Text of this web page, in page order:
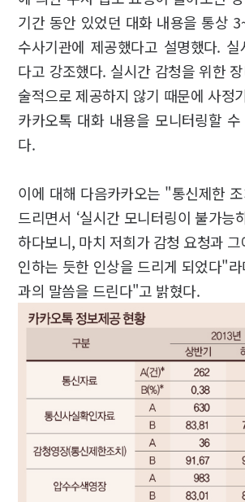
기간 동안 있었던 대화 내용을 통상
수사기관에 제공했다고 설명했다.
다고 강조했다. 실시간 감청을 위한
술적으로 제공하지 않기 때문에 사정
카카오톡 대화 내용을 모니터링할
다.
이에 대해 다음카카오는 "통신제한
드리면서 ‘실시간 모니터링이 불가능
하다보니, 마치 저희가 감청 요청과
인하는 듯한 인상을 드리게 되었다"
과의 말씀을 드린다"고 밝혔다.